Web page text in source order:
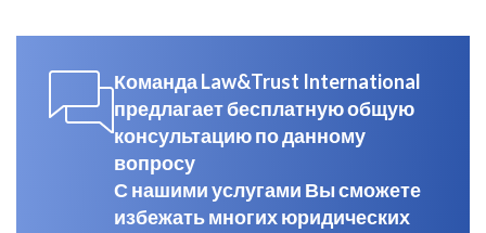
Команда Law&Trust International
предлагает бесплатную общую
консультацию по данному
вопросу
С нашими услугами Вы сможете
избежать многих юридических